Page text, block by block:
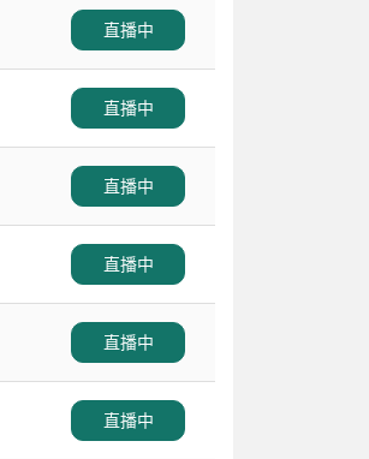
直播中
直播中
直播中
直播中
直播中
直播中